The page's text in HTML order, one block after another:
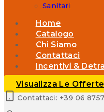
Sanitari
Home
Catalogo
Chi Siamo
Contattaci
Incentivi &
Visualizza Le Offerte
Contattaci: +39 06